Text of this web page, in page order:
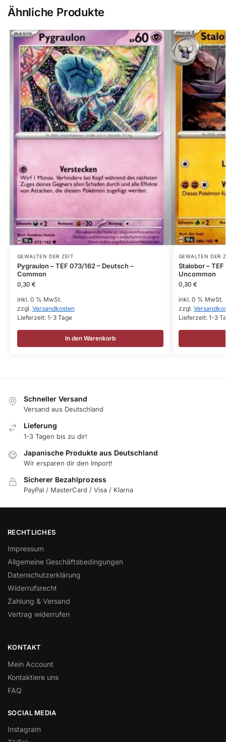
Ähnliche Produkte
GEWALTEN DER ZEIT
Pygraulon – TEF 073/162 – Deutsch –
Common
0,30 €
inkl. 0 % MwSt.
zzgl. Versandkosten
Lieferzeit: 1-3 Tage
In den Warenkorb
GEWALTEN DER
Stalobor –
Uncommon
0,30 €
inkl. 0 % MwSt.
zzgl.
Lieferzeit: 1-3
Schneller Versand
Versand aus Deutschland
Lieferung
1-3 Tagen bis zu dir!
Japanische Produkte aus Deutschland
Wir ersparen dir den Import!
Sicherer Bezahlprozess
PayPal / MasterCard / Visa / Klarna
RECHTLICHES
Impressum
Allgemeine Geschäftsbedingungen
Datenschutzerklärung
Widerrufsrecht
Zahlung & Versand
Vertrag widerrufen
KONTAKT
Mein Account
Kontaktiere uns
FAQ
SOCIAL MEDIA
Instagram